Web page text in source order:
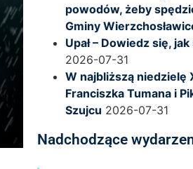
powodów, żeby
Gminy
Upał – Dowiedz się,
2026-07-31
W najbliższą niedzielę
Franciszka Tumana i
Szujcu 2026-07-31
Nadchodzące